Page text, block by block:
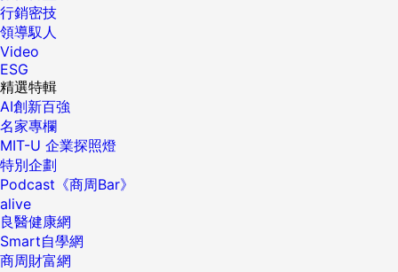
行銷密技
領導馭人
Video
ESG
精選特輯
AI創新百強
名家專欄
MIT-U 企業探照燈
特別企劃
Podcast《商周Bar》
alive
良醫健康網
Smart自學網
商周財富網